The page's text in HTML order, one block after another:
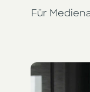
Für